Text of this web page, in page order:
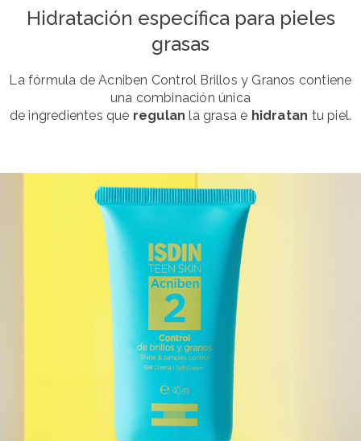
Hidratación específica para pieles
grasas
La fórmula de Acniben Control Brillos y Granos contiene
una combinación única
de ingredientes que regulanla grasa e hidratan tu piel.